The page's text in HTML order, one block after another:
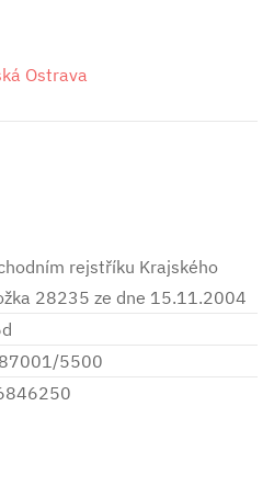
Ostrava
rejstříku Krajského
28235 ze dne 15.11.2004
5500